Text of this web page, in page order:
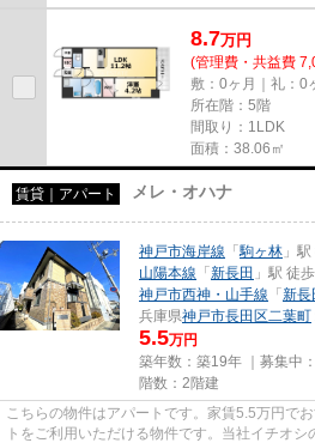
8.7万円
(管理費・共益費
敷：0ヶ月｜礼：0
所在階：5階
間取り：1LDK
面積：38.06㎡
賃貸｜アパート メレ・オハナ
神戸市海岸線 「駒ヶ林 」
山陽本線 「 新長田 」駅 徒
神戸市西神・山手線 「 新長
兵庫県神戸市長田区二葉町
5.5万円
築年数：築19年 ｜募集中：
階数：2階建
こちらの物件はアパートです。家賃5.5万円で
トをご利用いただける物件です。当社イチオ